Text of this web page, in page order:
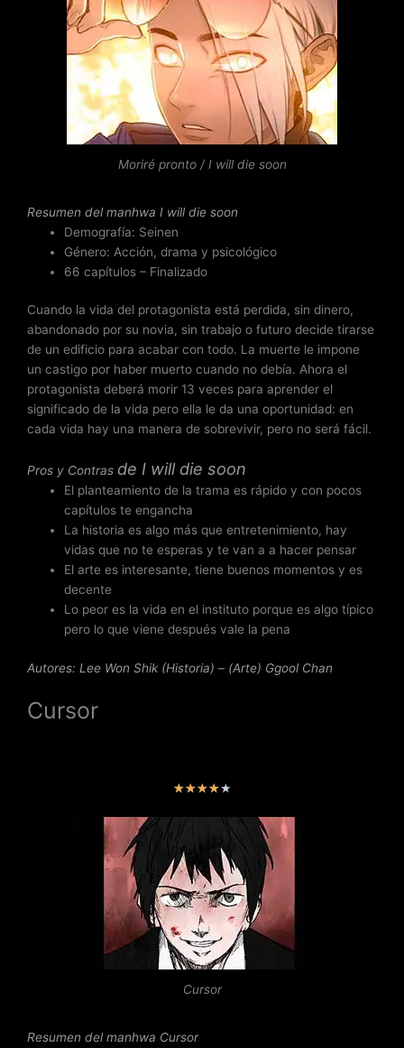
r
a
d
o
n
5
e
Moriré pronto / I will die soon
Resumen del manhwa I will die soon
Demografía: Seinen
Género: Acción, drama y psicológico
66 capítulos – Finalizado
Cuando la vida del protagonista está perdida, sin dinero,
abandonado por su novia, sin trabajo o futuro decide tirarse
de un edificio para acabar con todo. La muerte le impone
un castigo por haber muerto cuando no debía. Ahora el
protagonista deberá morir 13 veces para aprender el
significado de la vida pero ella le da una oportunidad: en
cada vida hay una manera de sobrevivir, pero no será fácil.
Pros y Contras de I will die soon
El planteamiento de la trama es rápido y con pocos
capítulos te engancha
La historia es algo más que entretenimiento, hay
vidas que no te esperas y te van a a hacer pensar
El arte es interesante, tiene buenos momentos y es
decente
Lo peor es la vida en el instituto porque es algo típico
pero lo que viene después vale la pena
Autores: Lee Won Shik (Historia) – (Arte) Ggool Chan
Cursor
★★★★★V
l
r
a
d
o
c
Cursor
Resumen del manhwa Cursor